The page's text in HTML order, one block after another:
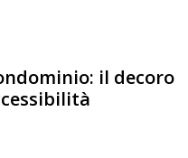
il decoro